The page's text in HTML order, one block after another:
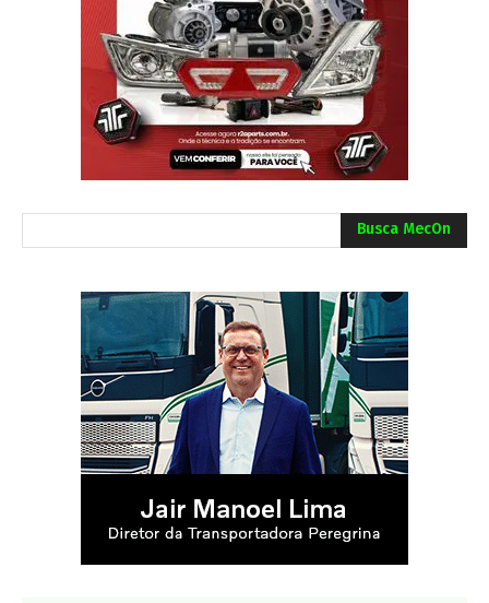
Busca MecOn